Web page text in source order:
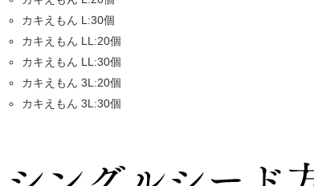
カキえもん L:30個
カキえもん LL:20個
カキえもん LL:30個
カキえもん 3L:20個
カキえもん 3L:30個